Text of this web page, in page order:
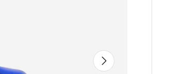
Avanti